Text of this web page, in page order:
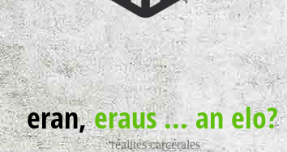
eran,eraus ... an elo?
réalités carcérales